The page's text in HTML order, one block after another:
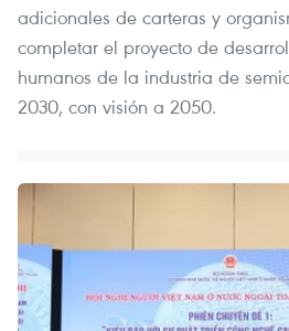
adicionales de carteras y
completar el proyecto de
humanos de la industria de
2030, con visión a 2050.